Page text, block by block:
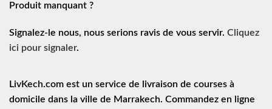
Produit manquant ?
Signalez-le nous, nous serions ravis de vous servir. Cliquez
ici pour signaler.
LivKech.com est un service de
livraison de courses à
domicile dans la ville de Marrakech. Commandez en ligne